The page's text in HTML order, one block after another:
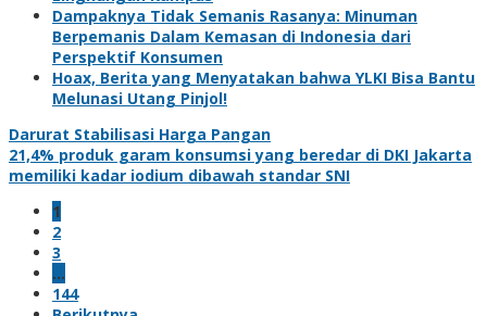
Dampaknya Tidak Semanis Rasanya: Minuman
Berpemanis Dalam Kemasan di Indonesia dari
Perspektif Konsumen
Hoax, Berita yang Menyatakan bahwa YLKI Bisa Bantu
Melunasi Utang Pinjol!
Darurat Stabilisasi Harga Pangan
21,4% produk garam konsumsi yang beredar di DKI Jakarta
memiliki kadar iodium dibawah standar SNI
1
2
3
…
144